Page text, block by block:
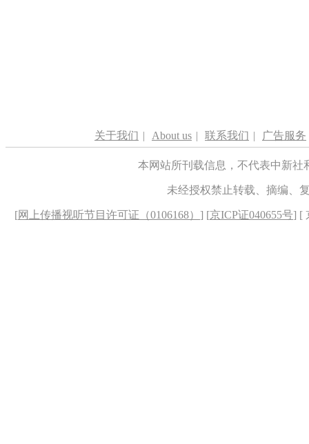
关于我们 | About us | 联系我们 | 广告服务
本网站所刊载信息，不代表中新
未经授权禁止转载、摘编、
[网上传播视听节目许可证（0106168） ] [京ICP证040655号] [